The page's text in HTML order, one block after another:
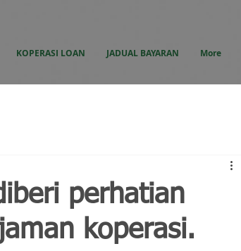
KOPERASI LOAN JADUAL BAYARAN More
perhatian
koperasi.